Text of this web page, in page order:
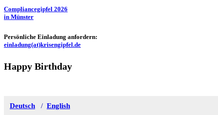
Compliancegipfel 2026
in Münster
Persönliche Einladung anfordern:
einladung(at)krisengipfel.de
Happy Birthday
Deutsch / English